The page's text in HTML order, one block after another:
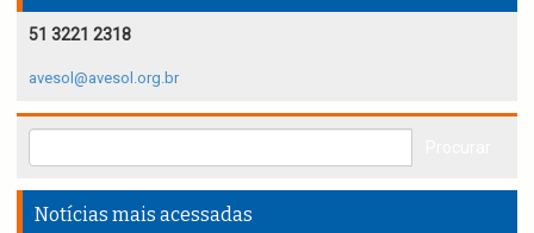
51 3221 2318
avesol@avesol.org.br
Notícias mais acessadas